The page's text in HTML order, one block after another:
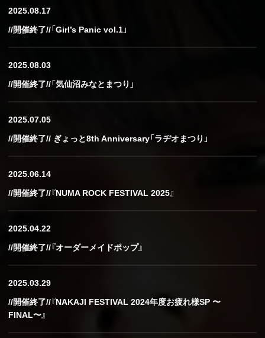
2025.08.17
//開催終了//「Girl’s Panic vol.1」
2025.08.03
//開催終了//「気仙沼みなとまつり」
2025.07.05
//開催終了// ぎょっと8th Anniversary「ラヂオまつり」
2025.06.14
//開催終了//『NUMA ROCK FESTIVAL 2025』
2025.04.22
//開催終了//『オーダーメイドポップ』
2025.03.29
//開催終了//『NAKAJI FESTIVAL 2024年度お疲れ様SP 〜
FINAL〜』